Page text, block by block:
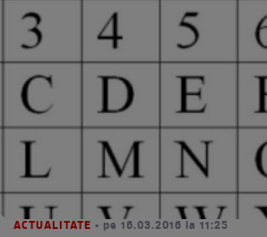
ACTUALITATE • pe 16.03.2016 la 11:25